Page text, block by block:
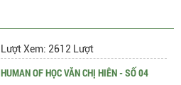
Lượt Xem: 2612 Lượt
HUMAN OF HỌC VĂN CHỊ HIÊN - SỐ 04